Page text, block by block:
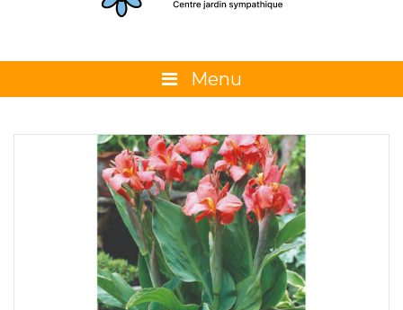
Menu
La boutique
Promotions et évènements
Conseils
Glossaire
Calendrier horticole